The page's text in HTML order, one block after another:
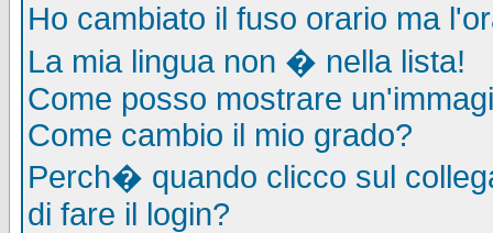
Ho cambiato il fuso orario ma
La mia lingua non � nella lista!
Come posso mostrare
Come cambio il mio grado?
Perch� quando clicco sul
di fare il login?